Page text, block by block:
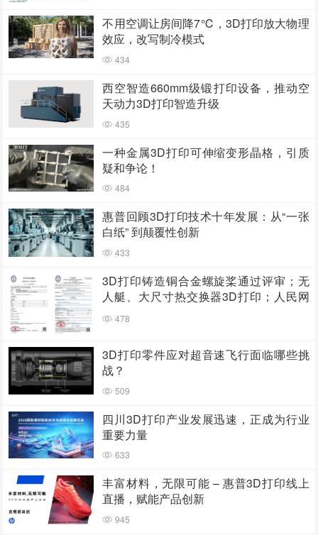
不用空调让房间降7℃，3D打印放大物理
效应，改写制冷模式
434
西空智造660mm级锻打印设备，推动空
天动力3D打印智造升级
435
一种金属3D打印可伸缩变形晶格，引质
疑和争论！
484
惠普回顾3D打印技术十年发展：从“一张
白纸” 到颠覆性创新
433
3D打印铸造铜合金螺旋桨通过评审；无
人艇、大尺寸热交换器3D打印；人民网
报道两家3D打印企业
478
3D打印零件应对超音速飞行面临哪些挑
战？
509
四川3D打印产业发展迅速，正成为行业
重要力量
633
丰富材料，无限可能 – 惠普3D打印线上
直播，赋能产品创新
945